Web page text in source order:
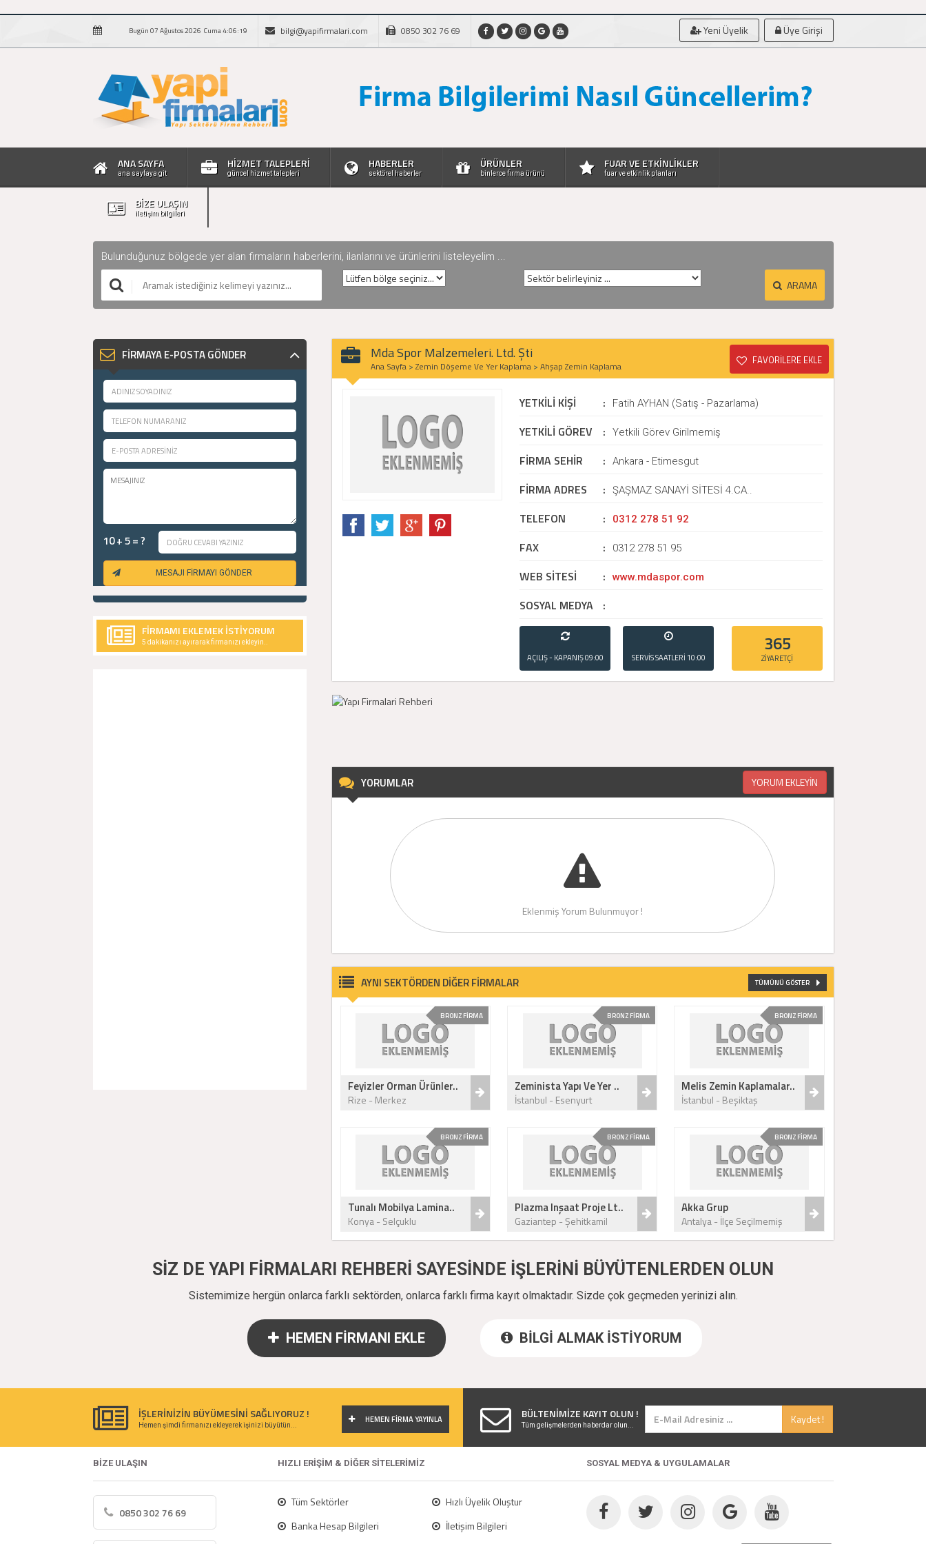
Bugün 07 Ağustos 2026 Cuma 4:06:20 bilgi@yapifirmalari.com 0850 302 76 69 Yeni Üyelik Üye Girişi
ANA SAYFA
ana sayfaya git
HİZMET TALEPLERİ
güncel hizmet talepleri
HABERLER
sektörel haberler
ÜRÜNLER
binlerce firma ürünü
FUAR VE ETKİNLİKLER
fuar ve etkinlik planları
BİZE ULAŞIN
iletişim bilgileri
Bulunduğunuz bölgede yer alan firmaların haberlerini, ilanlarını ve ürünlerini listeleyelim ...
ARAMA
FİRMAYA E-POSTA GÖNDER
10 + 5 = ?
MESAJI FİRMAYI GÖNDER
FİRMAMI EKLEMEK İSTİYORUM
5 dakikanızı ayırarak firmanızı ekleyin..
Mda Spor Malzemeleri. Ltd. Şti
Ana Sayfa > Zemin Döşeme Ve Yer Kaplama> Ahşap Zemin Kaplama FAVORİLERE EKLE
YETKİLİ KİŞİ : Fatih AYHAN (Satış - Pazarlama)
YETKİLİ GÖREV : Yetkili Görev Girilmemiş
FİRMA SEHİR : Ankara - Etimesgut
FİRMA ADRES : ŞAŞMAZ SANAYİ SİTESİ 4.CA..
TELEFON : 0312 278 51 92
FAX : 0312 278 51 95
WEB SİTESİ : www.mdaspor.com
SOSYAL MEDYA :
AÇILIŞ - KAPANIŞ09:00
- 21:00
SERVİS SAATLERİ 10:00
- 20:00
365
ZİYARETÇİ
YORUMLAR YORUM EKLEYİN
Eklenmiş Yorum Bulunmuyor !
AYNI SEKTÖRDEN DİĞER FİRMALAR TÜMÜNÜ GÖSTER
BRONZ FİRMA
Feyizler Orman Ürünler..
Rize - Merkez
BRONZ FİRMA
Zeminista Yapı Ve Yer ..
İstanbul - Esenyurt
BRONZ FİRMA
Melis Zemin Kaplamalar..
İstanbul - Beşiktaş
BRONZ FİRMA
Tunalı Mobilya Lamina..
Konya - Selçuklu
BRONZ FİRMA
Plazma Inşaat Proje Lt..
Gaziantep - Şehitkamil
BRONZ FİRMA
Akka Grup
Antalya - İlçe Seçilmemiş
SİZ DE YAPI FİRMALARI REHBERİ SAYESİNDE İŞLERİNİ BÜYÜTENLERDEN OLUN
Sistemimize hergün onlarca farklı sektörden, onlarca farklı firma kayıt olmaktadır. Sizde çok geçmeden yerinizi alın.
HEMEN FİRMANI EKLE BİLGİ ALMAK İSTİYORUM
İŞLERİNİZİN BÜYÜMESİNİ SAĞLIYORUZ ! HEMEN FİRMA YAYINLA
Hemen şimdi firmanızı ekleyerek işinizi büyütün...
BÜLTENİMİZE KAYIT OLUN ! Kaydet !
Tüm gelişmelerden haberdar olun...
BİZE ULAŞIN HIZLI ERİŞİM & DİĞER SİTELERİMİZ SOSYAL MEDYA & UYGULAMALAR
0850 302 76 69
Tüm Sektörler
Hızlı Üyelik Oluştur
Banka Hesap Bilgileri
İletişim Bilgileri